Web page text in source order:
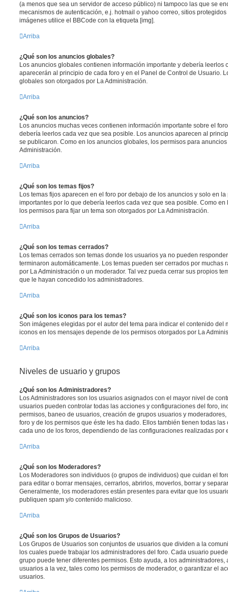
(a menos que sea un servidor de acceso público) ni tampoco las que se
mecanismos de autenticación, e.j. hotmail o yahoo correo, sitios
imágenes utilice el BBCode con la etiqueta [img].
Arriba
¿Qué son los anuncios globales?
Los anuncios globales contienen información importante y debería leerlos
aparecerán al principio de cada foro y en el Panel de Control de Usuario.
globales son otorgados por La Administración.
Arriba
¿Qué son los anuncios?
Los anuncios muchas veces contienen información importante sobre el
debería leerlos cada vez que sea posible. Los anuncios aparecen al
se publicaron. Como en los anuncios globales, los permisos para
Administración.
Arriba
¿Qué son los temas fijos?
Los temas fijos aparecen en el foro por debajo de los anuncios y solo en
importantes por lo que debería leerlos cada vez que sea posible. Como
los permisos para fijar un tema son otorgados por La Administración.
Arriba
¿Qué son los temas cerrados?
Los temas cerrados son temas donde los usuarios ya no pueden
terminaron automáticamente. Los temas pueden ser cerrados por muchas
por La Administración o un moderador. Tal vez pueda cerrar sus propios
que le hayan concedido los administradores.
Arriba
¿Qué son los iconos para los temas?
Son imágenes elegidas por el autor del tema para indicar el contenido del
iconos en los mensajes depende de los permisos otorgados por La
Arriba
Niveles de usuario y grupos
¿Qué son los Administradores?
Los Administradores son los usuarios asignados con el mayor nivel de
usuarios pueden controlar todas las acciones y configuraciones del foro,
permisos, baneo de usuarios, creación de grupos usuarios y
foro y de los permisos que éste les ha dado. Ellos también tienen todas
cada uno de los foros, dependiendo de las configuraciones realizadas por
Arriba
¿Qué son los Moderadores?
Los Moderadores son individuos (o grupos de individuos) que cuidan el
para editar o borrar mensajes, cerrarlos, abrirlos, moverlos, borrar y
Generalmente, los moderadores están presentes para evitar que los
publiquen spam y/o contenido malicioso.
Arriba
¿Qué son los Grupos de Usuarios?
Los Grupos de Usuarios son conjuntos de usuarios que dividen a la
los cuales puede trabajar los administradores del foro. Cada usuario
grupo puede tener diferentes permisos. Esto ayuda, a los
usuarios a la vez, tales como los permisos de moderador, o garantizar el
usuarios.